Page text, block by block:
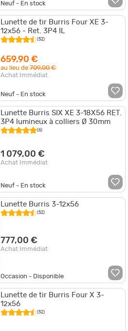
Neuf - En stock
Lunette de tir Burris Four XE 3-
12x56 - Ret. 3P4 IL
(52)
659,90 €
au lieu de709,00 €
Achat Immédiat
Neuf - En stock
Lunette Burris SIX XE 3-18X56 RET.
3P4 lumineux à colliers Ø 30mm
(6)
1 079,00 €
Achat Immédiat
Neuf - En stock
Lunette Burris 3-12x56
(52)
777,00 €
Achat Immédiat
Occasion - Disponible
Lunette de tir Burris Four X 3-
12x56
(52)